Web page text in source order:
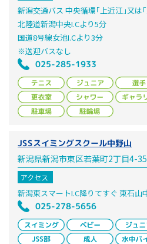
新潟交通バス 中央循環｢上近江｣又は
北陸道新潟中央I.Cより5分
国道8号線女池I.Cより3分
※送迎バスなし
025-285-1933
JSSスイミングスクール中野山
新潟県新潟市東区若葉町2丁目4-35
アクセス
新潟東スマートI.C降りてすぐ 東石山
025-278-5656